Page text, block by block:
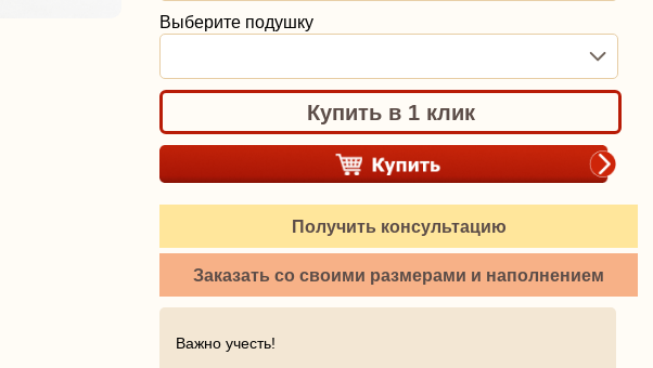
Выберите подушку
Купить в 1 клик
Получить консультацию
Заказать со своими размерами и наполнением
Важно учесть!